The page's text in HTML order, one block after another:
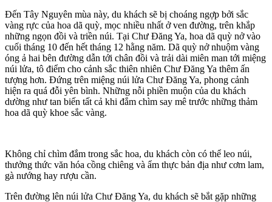
Đến Tây Nguyên mùa này, du khách sẽ bị choáng ngợp bởi sắc
vàng rực của hoa dã quỳ, mọc nhiều nhất ở ven đường, trên khắp
những ngọn đồi và triền núi. Tại Chư Đăng Ya, hoa dã quỳ nở vào
cuối tháng 10 đến hết tháng 12 hằng năm. Dã quỳ nở nhuộm vàng
óng ả hai bên đường dẫn tới chân đồi và trải dài miên man tới miệng
núi lửa, tô điểm cho cảnh sắc thiên nhiên Chư Đăng Ya thêm ấn
tượng hơn. Đứng trên miệng núi lửa Chư Đăng Ya, phong cảnh
hiện ra quá đỗi yên bình. Những nỗi phiền muộn của du khách
dường như tan biến tất cả khi đắm chìm say mê trước những thảm
hoa dã quỳ khoe sắc vàng.
Không chỉ chìm đắm trong sắc hoa, du khách còn có thể leo núi,
thưởng thức văn hóa cồng chiêng và ẩm thực bản địa như cơm lam,
gà nướng hay rượu cần.
Trên đường lên núi lửa Chư Đăng Ya, du khách sẽ bắt gặp những